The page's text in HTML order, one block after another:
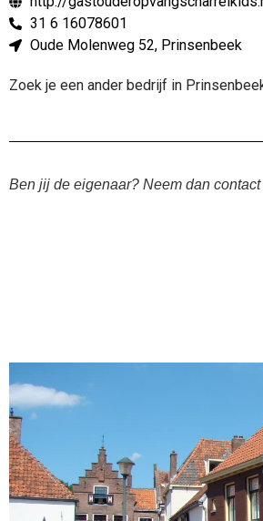
31 6 16078601
Oude Molenweg 52, Prinsenbeek
Zoek je een ander bedrijf in
Ben jij de eigenaar? Neem dan contact